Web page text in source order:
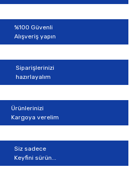
daha pahalı.
alternatifler olmalı.
Gönder
%100 Güvenli
Alışveriş yapın
Siparişlerinizi
hazırlayalım
Ürünlerinizi
Kargoya verelim
Siz sadece
Keyfini sürün...